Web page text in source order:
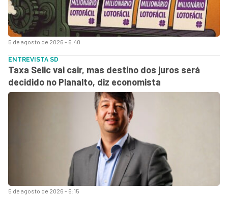
5 de agosto de 2026 - 6:40
5 de agosto de 2026 - 6:15
ENTREVISTA SD
Taxa Selic vai cair, mas destino dos juros será
decidido no Planalto, diz economista